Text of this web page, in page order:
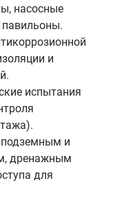
насосные
и
испытания
подземным и
дренажным
для